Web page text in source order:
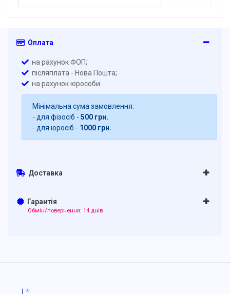
Оплата
на рахунок ФОП;
післяплата - Нова Пошта;
на рахунок юрособи.
Мінімальна сума замовлення:
- для фізосіб - 500 грн.
- для юросіб - 1000 грн.
Доставка
Гарантія
Обмін/повернення: 14 днів